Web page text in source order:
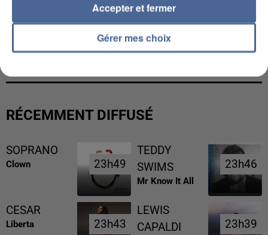
L’UN DES FONDATEURS SUPPOSÉS DE LA DZ
MAFIA INTERPELLÉ EN ALGÉRIE
RÉCEMMENT DIFFUSÉ
SOPRANO
Clown 23h49
23h49
TEDDY
SWIMS
Mr Know It All
23h46
23h46
CESAR
Liberta 23h43
23h43
LEWIS
CAPALDI
23h39
23h39
Gérer mes choix
Accepter et fermer